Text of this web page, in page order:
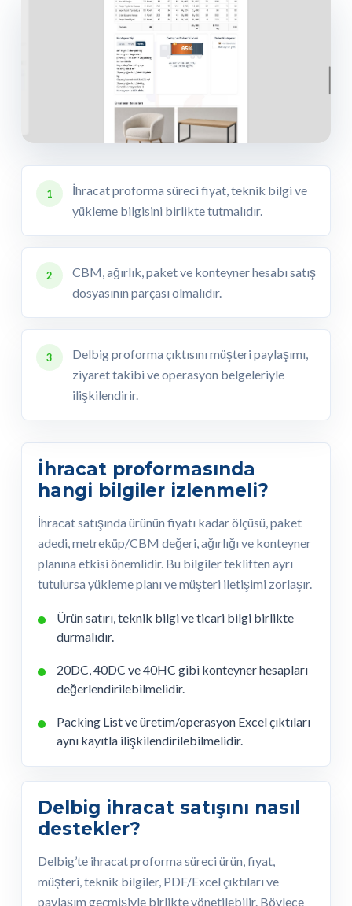
1
İhracat proforma süreci fiyat, teknik bilgi ve
yükleme bilgisini birlikte tutmalıdır.
2
CBM, ağırlık, paket ve konteyner hesabı satış
dosyasının parçası olmalıdır.
3
Delbig proforma çıktısını müşteri paylaşımı,
ziyaret takibi ve operasyon belgeleriyle
ilişkilendirir.
İhracat proformasında
hangi bilgiler izlenmeli?
İhracat satışında ürünün fiyatı kadar ölçüsü, paket
adedi, metreküp/CBM değeri, ağırlığı ve konteyner
planına etkisi önemlidir. Bu bilgiler tekliften ayrı
tutulursa yükleme planı ve müşteri iletişimi zorlaşır.
Ürün satırı, teknik bilgi ve ticari bilgi birlikte
durmalıdır.
20DC, 40DC ve 40HC gibi konteyner hesapları
değerlendirilebilmelidir.
Packing List ve üretim/operasyon Excel çıktıları
aynı kayıtla ilişkilendirilebilmelidir.
Delbig ihracat satışını nasıl
destekler?
Delbig’te ihracat proforma süreci ürün, fiyat,
müşteri, teknik bilgiler, PDF/Excel çıktıları ve
paylaşım geçmişiyle birlikte yönetilebilir. Böylece